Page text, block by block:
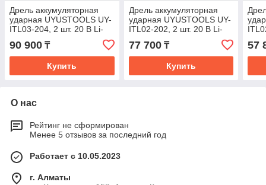
Дрель аккумуляторная
ударная UYUSTOOLS UY-
ITL03-204, 2 шт. 20 В Li-
ion 4 Ач +1 аккумулятор
90 900 ₸
Купить
Дрель аккумуляторная
ударная UYUSTOOLS UY-
ITL02-202, 2 шт. 20 В Li-
77 700₸
Купить
57
О нас
Рейтинг не сформирован
Менее 5 отзывов за последний год
Работает с 10.05.2023
г. Алматы